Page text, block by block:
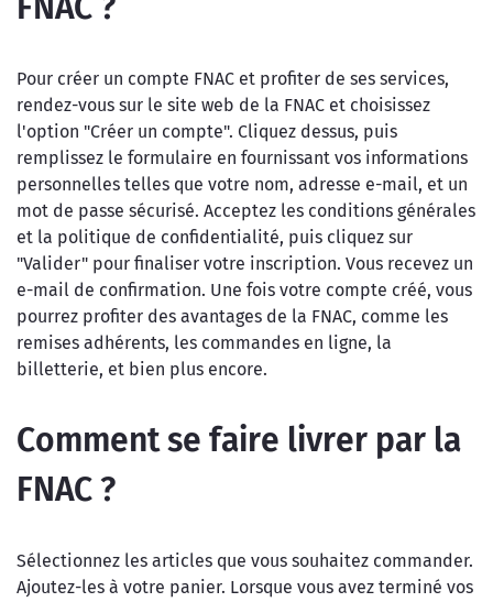
FNAC ?
Pour créer un compte FNAC et profiter de ses services,
rendez-vous sur le site web de la FNAC et choisissez
l'option "Créer un compte". Cliquez dessus, puis
remplissez le formulaire en fournissant vos informations
personnelles telles que votre nom, adresse e-mail, et un
mot de passe sécurisé. Acceptez les conditions générales
et la politique de confidentialité, puis cliquez sur
"Valider" pour finaliser votre inscription. Vous recevez un
e-mail de confirmation. Une fois votre compte créé, vous
pourrez profiter des avantages de la FNAC, comme les
remises adhérents, les commandes en ligne, la
billetterie, et bien plus encore.
Comment se faire livrer par la
FNAC ?
Sélectionnez les articles que vous souhaitez commander.
Ajoutez-les à votre panier. Lorsque vous avez terminé vos